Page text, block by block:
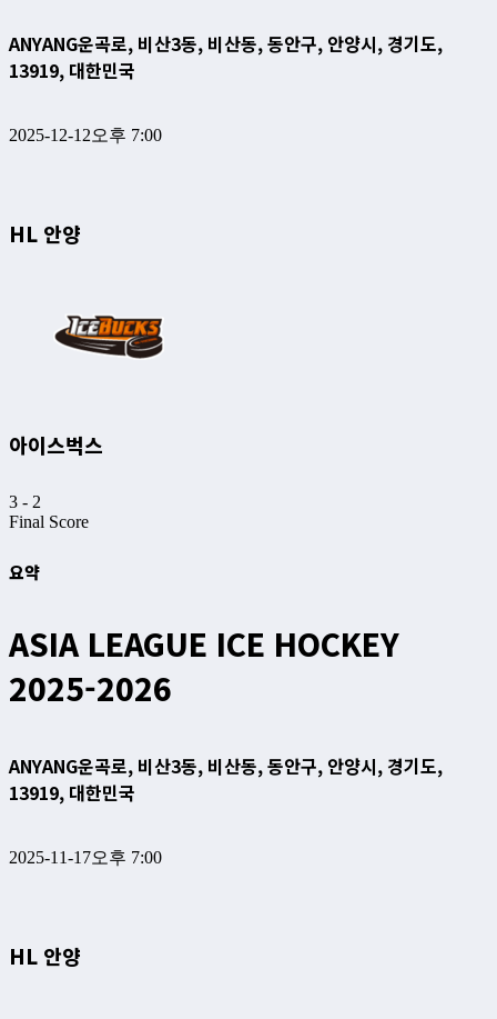
ANYANG운곡로, 비산3동, 비산동, 동안구, 안양시, 경기도,
13919, 대한민국
2025-12-12오후 7:00
HL 안양
아이스벅스
3 - 2
Final Score
요약
ASIA LEAGUE ICE HOCKEY
2025-2026
ANYANG운곡로, 비산3동, 비산동, 동안구, 안양시, 경기도,
13919, 대한민국
2025-11-17오후 7:00
HL 안양